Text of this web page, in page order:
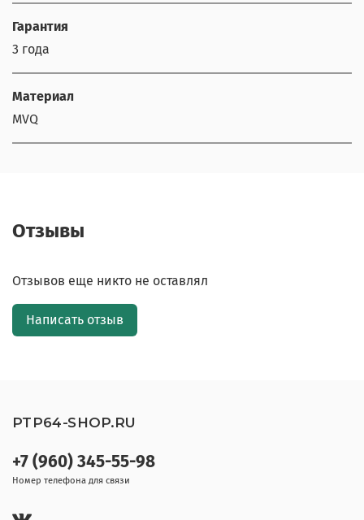
Гарантия
3 года
Материал
MVQ
Отзывы
Отзывов еще никто не оставлял
Написать отзыв
+7 (960) 345-55-98
Номер телефона для связи
PTP64-SHOP.RU